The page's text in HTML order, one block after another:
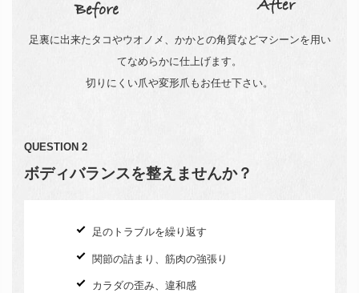
足裏に出来たタコやウオノメ、かかとの角質などマシーンを用い
てなめらかに仕上げます。
切りにくい爪や変形爪もお任せ下さい。
QUESTION 2
ボディバランスを整えませんか？
足のトラブルを繰り返す
関節の詰まり、筋肉の強張り
カラダの歪み、違和感